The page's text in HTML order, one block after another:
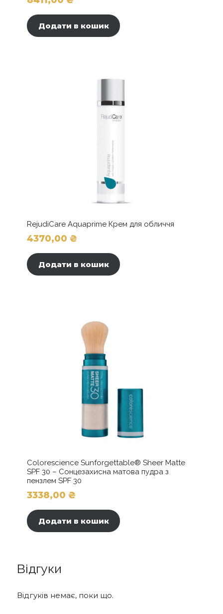
Додати в кошик
RejudiCare Aquaprime Крем для обличчя
4370,00 ₴
Додати в кошик
Colorescience Sunforgettable® Sheer Matte
SPF 30 – Сонцезахисна матова пудра з
пензлем SPF 30
3338,00 ₴
Додати в кошик
Відгуки
Відгуків немає, поки що.